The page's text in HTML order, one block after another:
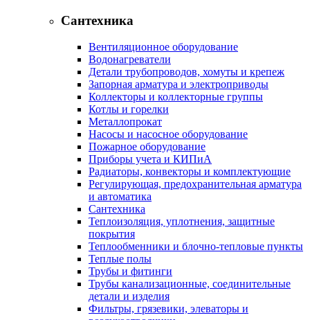
Сантехника
Вентиляционное оборудование
Водонагреватели
Детали трубопроводов, хомуты и крепеж
Запорная арматура и электроприводы
Коллекторы и коллекторные группы
Котлы и горелки
Металлопрокат
Насосы и насосное оборудование
Пожарное оборудование
Приборы учета и КИПиА
Радиаторы, конвекторы и комплектующие
Регулирующая, предохранительная арматура
и автоматика
Сантехника
Теплоизоляция, уплотнения, защитные
покрытия
Теплообменники и блочно-тепловые пункты
Теплые полы
Трубы и фитинги
Трубы канализационные, соединительные
детали и изделия
Фильтры, грязевики, элеваторы и